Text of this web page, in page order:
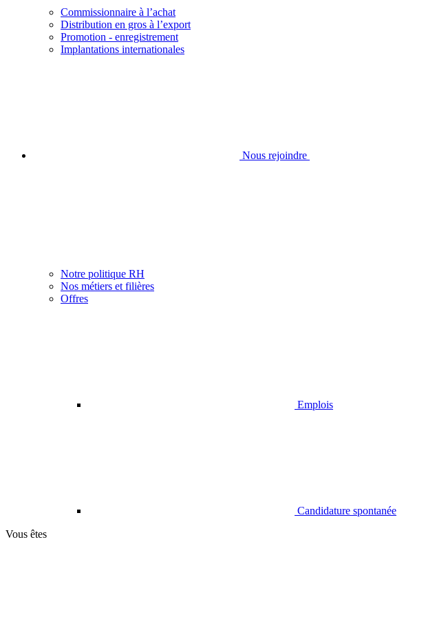
Commissionnaire à l’achat
Distribution en gros à l’export
Promotion - enregistrement
Implantations internationales
Nous rejoindre
Notre politique RH
Nos métiers et filières
Offres
Emplois
Candidature spontanée
Vous êtes